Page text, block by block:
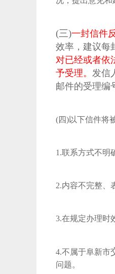
(三)一封信件
效率，建议每
对已经或者依
予受理。 发信
邮件的受理编
(四)以下信件将
1.联系方式不明
2.内容不完整、
3.在规定办理时
4.不属于阜新市
问题。